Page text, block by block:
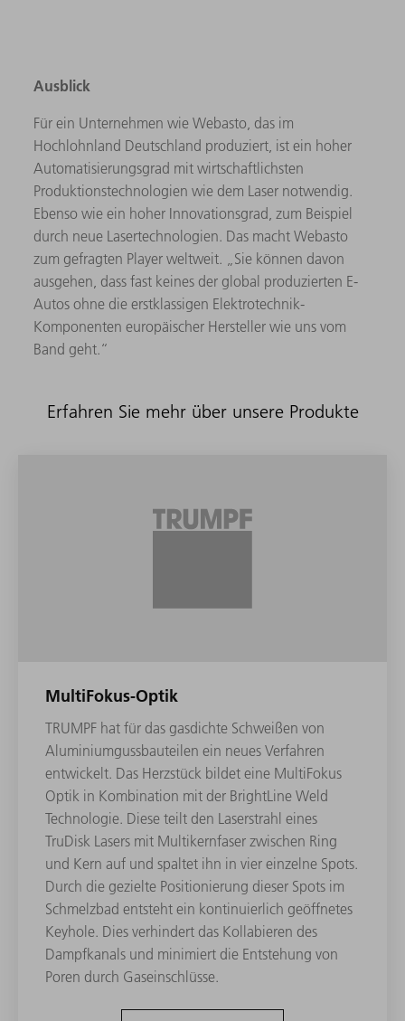
Ausblick
Für ein Unternehmen wie Webasto, das im
Hochlohnland Deutschland produziert, ist ein hoher
Automatisierungsgrad mit wirtschaftlichsten
Produktionstechnologien wie dem Laser notwendig.
Ebenso wie ein hoher Innovationsgrad, zum Beispiel
durch neue Lasertechnologien. Das macht Webasto
zum gefragten Player weltweit. „Sie können davon
ausgehen, dass fast keines der global produzierten E-
Autos ohne die erstklassigen Elektrotechnik-
Komponenten europäischer Hersteller wie uns vom
Band geht.“
Erfahren Sie mehr über unsere Produkte
MultiFokus-Optik
TRUMPF hat für das gasdichte Schweißen von
Aluminiumgussbauteilen ein neues Verfahren
entwickelt. Das Herzstück bildet eine MultiFokus
Optik in Kombination mit der BrightLine Weld
Technologie. Diese teilt den Laserstrahl eines
TruDisk Lasers mit Multikernfaser zwischen Ring
und Kern auf und spaltet ihn in vier einzelne Spots.
Durch die gezielte Positionierung dieser Spots im
Schmelzbad entsteht ein kontinuierlich geöffnetes
Keyhole. Dies verhindert das Kollabieren des
Dampfkanals und minimiert die Entstehung von
Poren durch Gaseinschlüsse.